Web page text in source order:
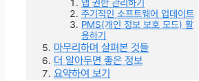
앱 권한 관리하기
주기적인 소프트웨어 업데이트
PMS(개인 정보 보호 모드) 활
용하기
마무리하며 살펴본 것들
더 알아두면 좋은 정보
요약하여 보기